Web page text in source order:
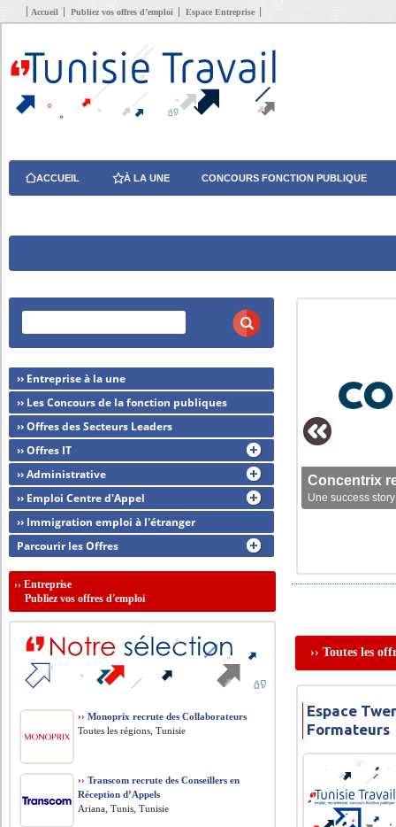
Accueil Publiez vos offres d’emploi Espace Entreprise
ACCUEIL À LA UNE CONCOURS FONCTION PUBLIQUE
Concentrix
Une success
›› Toutes les
Espace
Formateurs
›› Entreprise à la une
›› Les Concours de la fonction publiques
›› Offres des Secteurs Leaders
›› Offres IT
›› Administrative
›› Emploi Centre d'Appel
›› Immigration emploi à l'étranger
Parcourir les Offres
››Entreprise
Publiez vos offres d'emploi
›› Monoprix recrute des Collaborateurs
Toutes les régions, Tunisie
›› Transcom recrute des Conseillers en
Réception d’Appels
Ariana, Tunis, Tunisie